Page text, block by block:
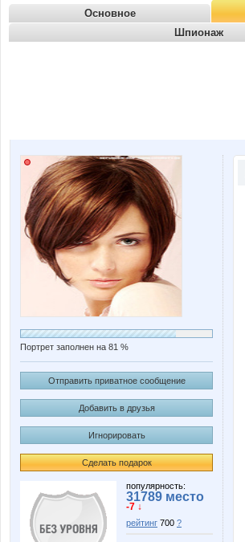
Основное
Шпионаж
Портрет заполнен на 81 %
Отправить приватное сообщение
Добавить в друзья
Игнорировать
Сделать подарок
популярность:
31789 место
-7 ↓
рейтинг 700 ?